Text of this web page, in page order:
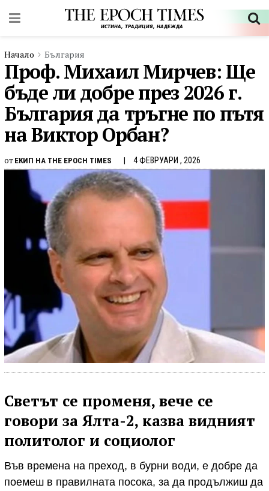
Начало България
Проф. Михаил Мирчев: Ще
бъде ли добре през 2026 г.
България да тръгне по пътя
на Виктор Орбан?
от ЕКИП НА THE EPOCH TIMES 4 ФЕВРУАРИ , 2026
Светът се променя, вече се
говори за Ялта-2, казва видният
политолог и социолог
Във времена на преход, в бурни води, е добре да
поемеш в правилната посока, за да продължиш да